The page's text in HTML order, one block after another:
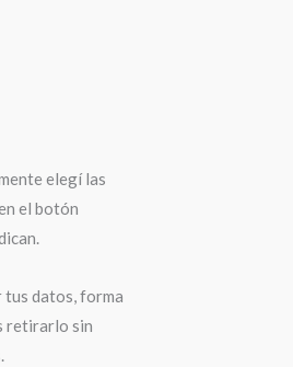
elegí las
el botón
tus datos, forma
retirarlo sin